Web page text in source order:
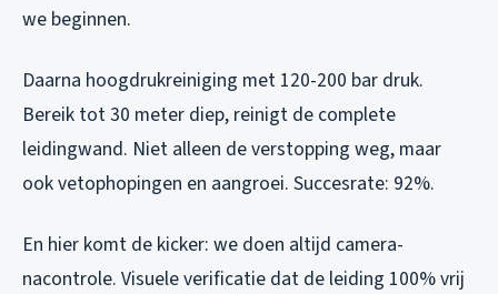
we beginnen.
Daarna hoogdrukreiniging met 120-200 bar druk.
Bereik tot 30 meter diep, reinigt de complete
leidingwand. Niet alleen de verstopping weg, maar
ook vetophopingen en aangroei. Succesrate: 92%.
En hier komt de kicker: we doen altijd camera-
nacontrole. Visuele verificatie dat de leiding 100% vrij